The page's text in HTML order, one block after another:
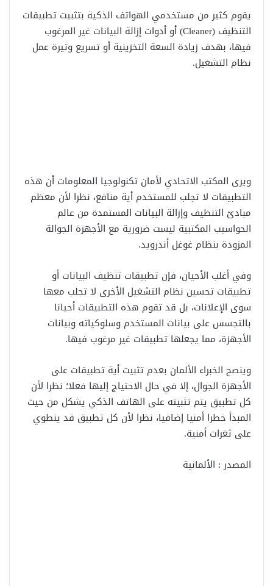
يقوم كثير من مستخدمي الهواتف الذكية بتثبيت تطبيقات
التنظيف (Cleaner) أو أدوات إزالة البيانات غير المرغوب
فيها، بهدف زيادة السعة التخزينية أو تسريع وتيرة عمل
نظام التشغيل.
ويرى المكتب الاتحادي لأمان تكنولوجيا المعلومات أن هذه
التطبيقات لا تجلب للمستخدم أية منافع، نظرا لأن معظم
مبادئ التنظيف وإزالة البيانات المستمدة من عالم
الحواسيب المكتبية ليست ضرورية مع الأجهزة الجوالة
المزودة بنظام غوغل أندرويد.
وفي أغلب الأحيان، فإن تطبيقات تنظيف البيانات أو
تطبيقات تحسين نظام التشغيل الأخرى لا تجلب معها
سوى الإعلانات، بل قد تقوم هذه التطبيقات أحيانا
بالتجسس على بيانات المستخدم وسلوكياته وبيانات
الأجهزة، مما يجعلها تطبيقات غير مرغوب فيها.
وينصح الخبراء الألمان بعدم تثبيت أية تطبيقات على
الأجهزة الجوال، إلا في حال الاحتياج إليها فعلا؛ نظرا لأن
كل تطبيق يتم تثبيته على الهاتف الذكي يشكل من حيث
المبدأ خطرا أمنيا إضافيا، نظرا لأن كل تطبيق قد ينطوي
على ثغرات أمنية.
المصدر : الألمانية